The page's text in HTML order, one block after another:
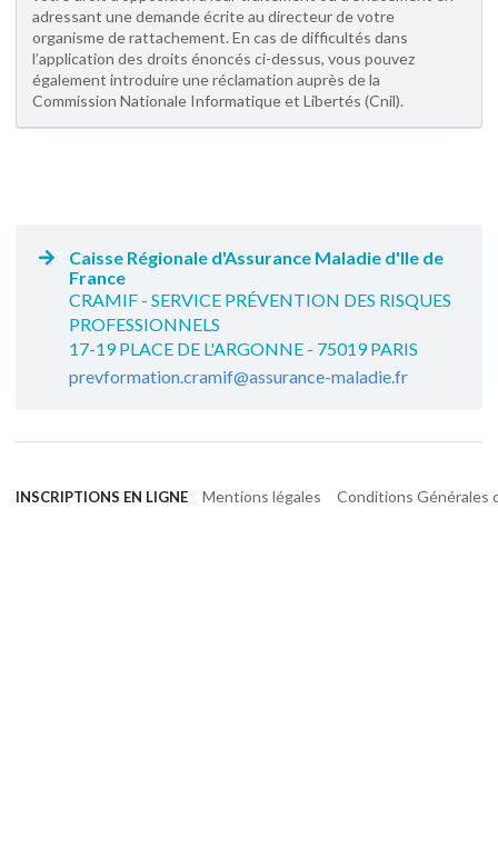
adressant une demande écrite au directeur de votre
organisme de rattachement. En cas de difficultés dans
l’application des droits énoncés ci-dessus, vous pouvez
également introduire une réclamation auprès de la
Commission Nationale Informatique et Libertés (Cnil).
Caisse Régionale d'Assurance Maladie d'Ile de
France
CRAMIF - SERVICE PRÉVENTION DES RISQUES
PROFESSIONNELS
17-19 PLACE DE L'ARGONNE - 75019 PARIS
prevformation.cramif@assurance-maladie.fr
INSCRIPTIONS EN LIGNE Mentions légales Conditions Générales